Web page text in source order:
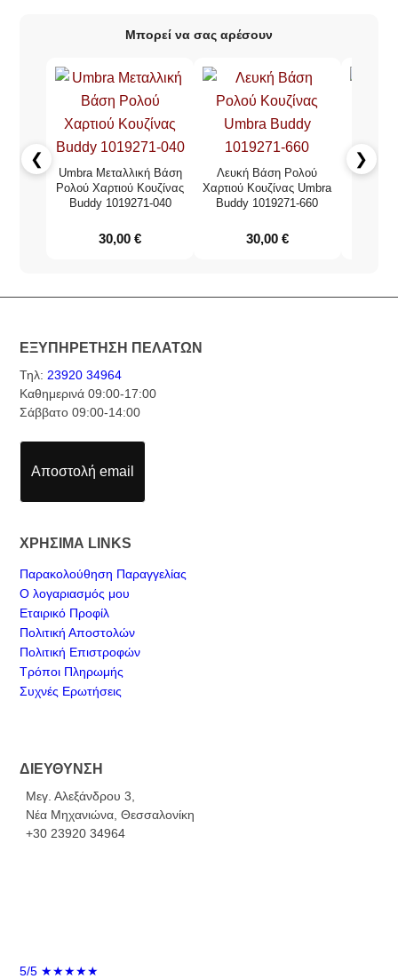
Μπορεί να σας αρέσουν
❮
Umbra Μεταλλική Βάση
Ρολού Χαρτιού Κουζίνας
Buddy 1019271-040
30,00€
Λευκή Βάση Ρολού
Χαρτιού Κουζίνας Umbra
Buddy 1019271-660
30,00 €
Σετ
❯
ΕΞΥΠΗΡΕΤΗΣΗ ΠΕΛΑΤΩΝ
Τηλ:23920 34964
Καθημερινά 09:00-17:00
Σάββατο 09:00-14:00
Αποστολή email
ΧΡΗΣΙΜΑ LINKS
Παρακολούθηση Παραγγελίας
Ο λογαριασμός μου
Εταιρικό Προφίλ
Πολιτική Αποστολών
Πολιτική Επιστροφών
Τρόποι Πληρωμής
Συχνές Ερωτήσεις
ΔΙΕΥΘΥΝΣΗ
Μεγ. Αλεξάνδρου 3,
Νέα Μηχανιώνα, Θεσσαλονίκη
+30 23920 34964
5/5 ★★★★★